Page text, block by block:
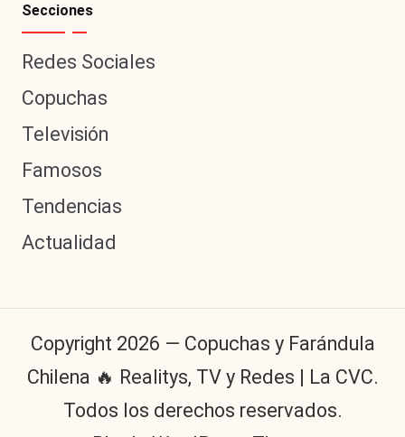
Secciones
Redes Sociales
Copuchas
Televisión
Famosos
Tendencias
Actualidad
Copyright 2026 — Copuchas y Farándula
Chilena 🔥 Realitys, TV y Redes | La CVC.
Todos los derechos reservados.